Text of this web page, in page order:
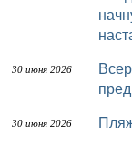
30 июня 2026
Всероссийский день приема
30 июня 2026